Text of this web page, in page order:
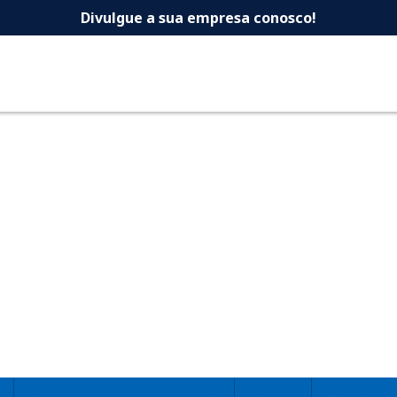
-Dicas
Divulgue a sua empresa conosco!